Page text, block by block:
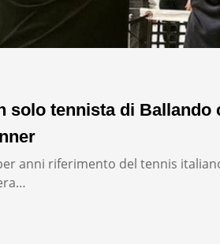
solo tennista di Ballando
anni riferimento del tennis